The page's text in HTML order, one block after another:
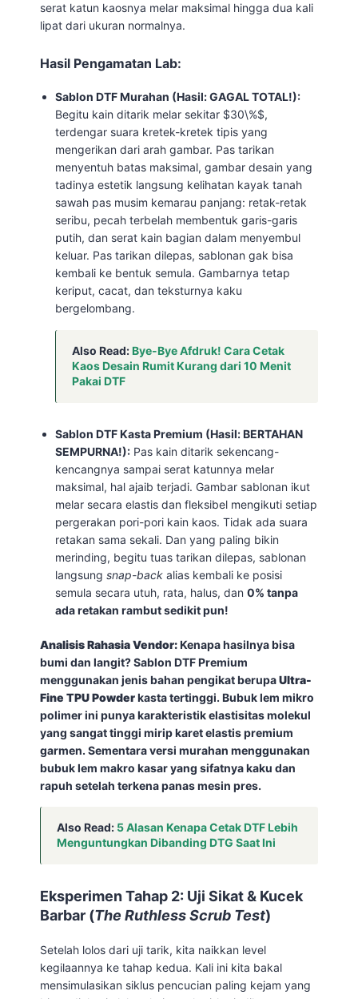
serat katun kaosnya melar maksimal hingga dua kali
lipat dari ukuran normalnya.
Hasil Pengamatan Lab:
Sablon DTF Murahan (Hasil: GAGAL TOTAL!):
Begitu kain ditarik melar sekitar $30\%$,
terdengar suara kretek-kretek tipis yang
mengerikan dari arah gambar. Pas tarikan
menyentuh batas maksimal, gambar desain yang
tadinya estetik langsung kelihatan kayak tanah
sawah pas musim kemarau panjang: retak-retak
seribu, pecah terbelah membentuk garis-garis
putih, dan serat kain bagian dalam menyembul
keluar. Pas tarikan dilepas, sablonan gak bisa
kembali ke bentuk semula. Gambarnya tetap
keriput, cacat, dan teksturnya kaku
bergelombang.
Also Read:Bye-Bye Afdruk! Cara Cetak
Kaos Desain Rumit Kurang dari 10 Menit
Pakai DTF
Sablon DTF Kasta Premium (Hasil: BERTAHAN
SEMPURNA!): Pas kain ditarik sekencang-
kencangnya sampai serat katunnya melar
maksimal, hal ajaib terjadi. Gambar sablonan ikut
melar secara elastis dan fleksibel mengikuti setiap
pergerakan pori-pori kain kaos. Tidak ada suara
retakan sama sekali. Dan yang paling bikin
merinding, begitu tuas tarikan dilepas, sablonan
langsungsnap-back alias kembali ke posisi
semula secara utuh, rata, halus, dan0% tanpa
ada retakan rambut sedikit pun!
Analisis Rahasia Vendor:Kenapa hasilnya bisa
bumi dan langit? Sablon DTF Premium
menggunakan jenis bahan pengikat berupaUltra-
Fine TPU Powderkasta tertinggi. Bubuk lem mikro
polimer ini punya karakteristik elastisitas molekul
yang sangat tinggi mirip karet elastis premium
garmen. Sementara versi murahan menggunakan
bubuk lem makro kasar yang sifatnya kaku dan
rapuh setelah terkena panas mesin pres.
Also Read: 5 Alasan Kenapa Cetak DTF Lebih
Menguntungkan Dibanding DTG Saat Ini
Eksperimen Tahap 2: Uji Sikat & Kucek
Barbar (The Ruthless Scrub Test)
Setelah lolos dari uji tarik, kita naikkan level
kegilaannya ke tahap kedua. Kali ini kita bakal
mensimulasikan siklus pencucian paling kejam yang